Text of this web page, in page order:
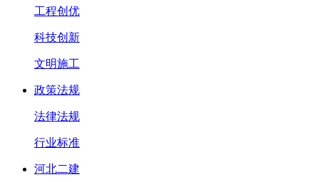
工程创优
科技创新
文明施工
政策法规
法律法规
行业标准
河北二建